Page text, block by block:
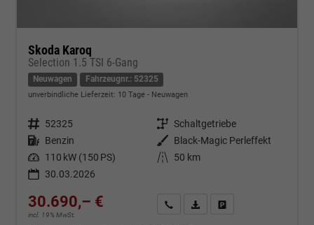
Skoda Karoq
Selection 1.5 TSI 6-Gang
Neuwagen Fahrzeugnr.: 52325
unverbindliche Lieferzeit: 10 Tage Neuwagen
Fahrzeugnr. 52325 Getriebe Schaltgetriebe
Kraftstoff Benzin Außenfarbe
Black-Magic Perleffekt
Leistung 110 kW (150 PS) Kilometerstand
50 km
30.03.2026
30.690,– €
incl. 19% MwSt.
Kontakt & Angebot anfordern
PDF-Datei, Fahrzeugexposé